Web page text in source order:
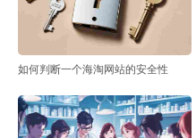
如何判断一个海淘网站的安全性